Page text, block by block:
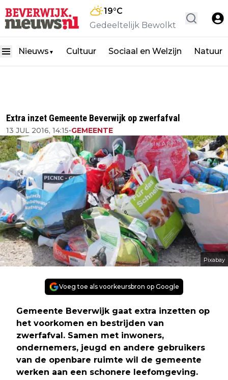
19°C
Gedeeltelijk Bewolkt
Nieuws ▼ Cultuur Sociaal en Welzijn Natuur
Extra inzet Gemeente Beverwijk op zwerfafval
13 JUL 2016, 14:15•GEMEENTE
Pixabay
Voeg toe als voorkeursbron op Google
Gemeente Beverwijk gaat extra inzetten op
het voorkomen en bestrijden van
zwerfafval. Samen met inwoners,
ondernemers, jeugd en andere gebruikers
van de openbare ruimte wil de gemeente
werken aan een schonere leefomgeving.